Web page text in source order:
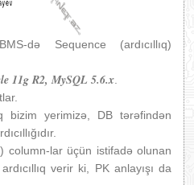
də Sequence (ardıcıllıq)
11g R2, MySQL 5.6.x
bizim yerimizə, DB tərəfindən
column-lar üçün istifadə olunan
verir ki, PK anlayışı da